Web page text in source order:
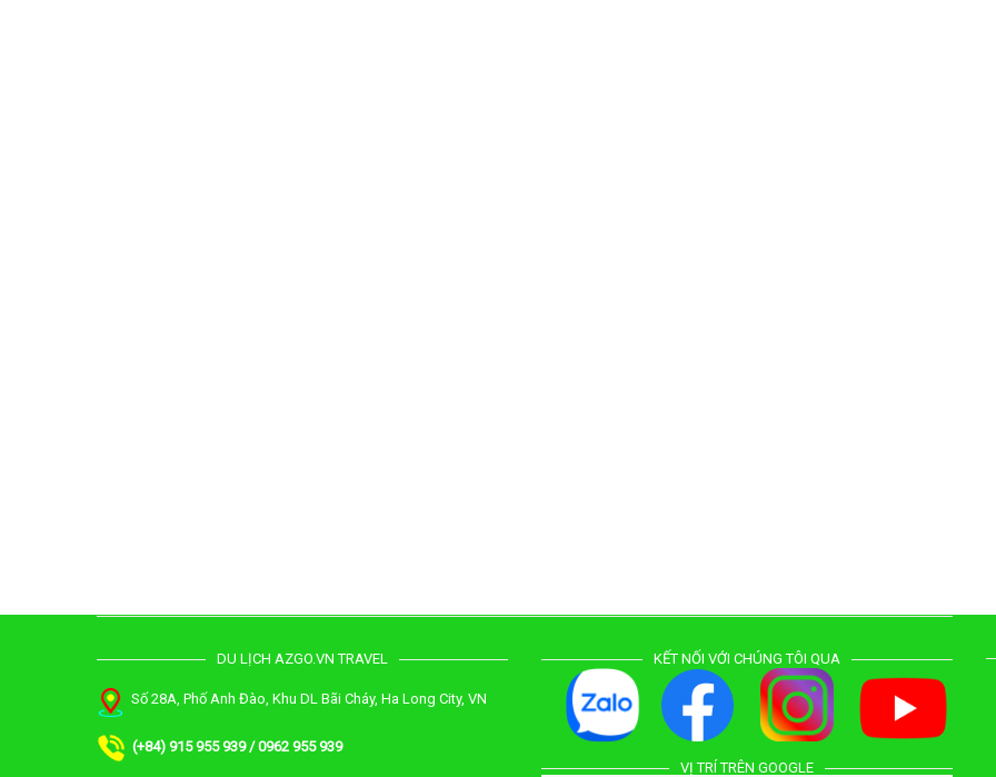
DU LỊCH AZGO.VN TRAVEL
Số 28A, Phố Anh Đào, Khu DL Bãi Cháy, Ha Long City, VN
(+84) 915 955 939 / 0962 955 939
KẾT NỐI VỚI CHÚNG TÔI QUA
VỊ TRÍ TRÊN GOOGLE